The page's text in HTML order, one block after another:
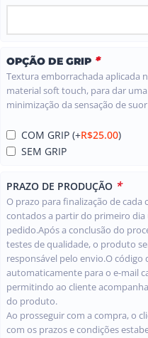
OPÇÃO DE GRIP *
Textura emborrachada aplicada
material soft touch, para dar
minimização da sensação de
COM GRIP (+R$25.00)
SEM GRIP
PRAZO DE PRODUÇÃO *
O prazo para finalização de
contados a partir do primeiro
pedido.Após a conclusão do
testes de qualidade, o produto
responsável pelo envio.O
automaticamente para o e-mail
permitindo ao cliente
do produto.
Ao prosseguir com a compra, o
com os prazos e condições